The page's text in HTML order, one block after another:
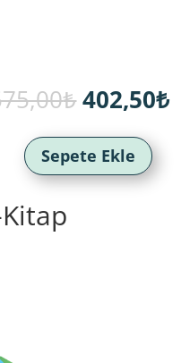
₺Orijinal
fiyat:
575,00₺.
402,50₺Şu
Sepete Ekle
Kitap